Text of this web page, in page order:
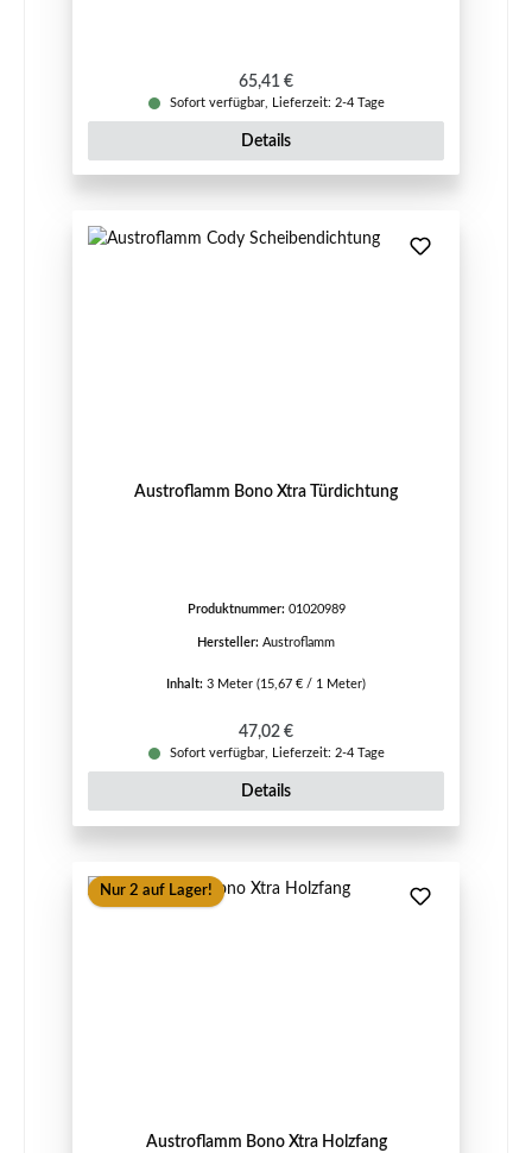
Regulärer Preis:
65,41 €
Sofort verfügbar, Lieferzeit: 2-4 Tage
Details
Austroflamm Bono Xtra Türdichtung
Produktnummer: 01020989
Hersteller: Austroflamm
Inhalt: 3 Meter (15,67 € / 1 Meter)
Regulärer Preis:
47,02 €
Sofort verfügbar, Lieferzeit: 2-4 Tage
Details
Nur 2 auf Lager!
Austroflamm Bono Xtra Holzfang